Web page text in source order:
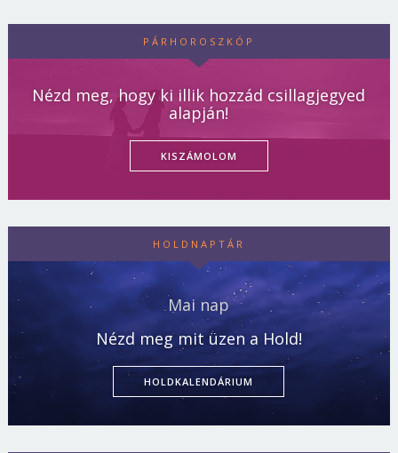
PÁRHOROSZKÓP
Nézd meg, hogy ki illik hozzád csillagjegyed
alapján!
KISZÁMOLOM
HOLDNAPTÁR
Mai nap
Nézd meg mit üzen a Hold!
HOLDKALENDÁRIUM